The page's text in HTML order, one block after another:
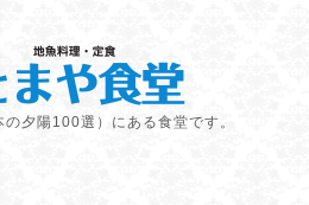
夕陽100選）にある食堂です。